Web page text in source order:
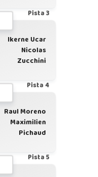
Pista 3
Ikerne Ucar
Nicolas
Zucchini
Pista 4
Raul Moreno
Maximilien
Pichaud
Pista 5